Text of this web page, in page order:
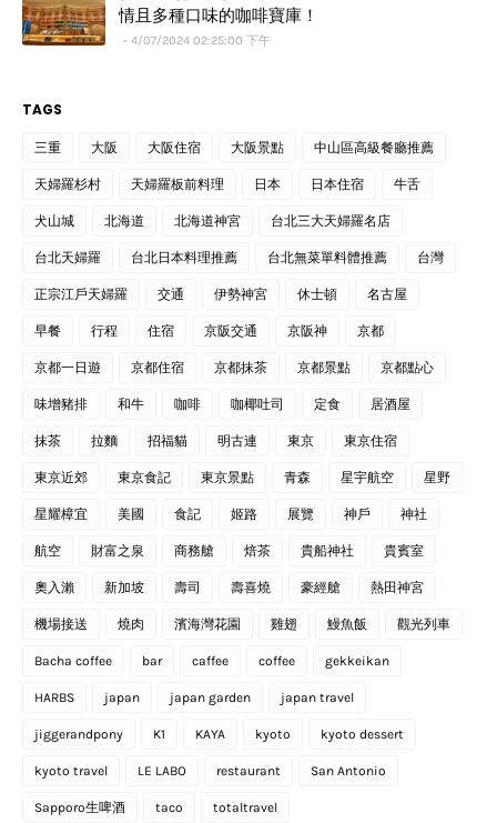
情且多種口味的咖啡寶庫！
4/07/2024 02:25:00 下午
TAGS
三重 大阪 大阪住宿 大阪景點 中山區高級餐廳推薦
天婦羅杉村 天婦羅板前料理 日本 日本住宿 牛舌
犬山城 北海道 北海道神宮 台北三大天婦羅名店
台北天婦羅 台北日本料理推薦 台北無菜單料體推薦 台灣
正宗江戶天婦羅 交通 伊勢神宮 休士頓 名古屋
早餐 行程 住宿 京阪交通 京阪神 京都
京都一日遊 京都住宿 京都抹茶 京都景點 京都點心
味增豬排 和牛 咖啡 咖椰吐司 定食 居酒屋
抹茶 拉麵 招福貓 明古連 東京 東京住宿
東京近郊 東京食記 東京景點 青森 星宇航空 星野
星耀樟宜 美國 食記 姬路 展覽 神戶 神社
航空 財富之泉 商務艙 焙茶 貴船神社 貴賓室
奧入瀨 新加坡 壽司 壽喜燒 豪經艙 熱田神宮
機場接送 燒肉 濱海灣花園 雞翅 鰻魚飯 觀光列車
Bacha coffee bar caffee coffee gekkeikan
HARBS japan japan garden japan travel
jiggerandpony K1 KAYA kyoto kyoto dessert
kyoto travel LE LABO restaurant San Antonio
Sapporo生啤酒 taco totaltravel